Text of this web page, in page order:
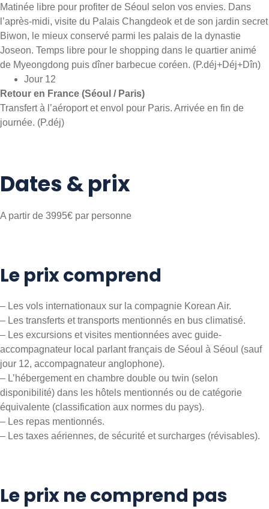
Matinée libre pour profiter de Séoul selon vos envies. Dans
l’après-midi, visite du Palais Changdeok et de son jardin secret
Biwon, le mieux conservé parmi les palais de la dynastie
Joseon. Temps libre pour le shopping dans le quartier animé
de Myeongdong puis dîner barbecue coréen. (P.déj+Déj+Dîn)
Jour 12
Retour en France (Séoul / Paris)
Transfert à l’aéroport et envol pour Paris. Arrivée en fin de
journée. (P.déj)
Dates & prix
A partir de 3995€ par personne
Le prix comprend
– Les vols internationaux sur la compagnie Korean Air.
– Les transferts et transports mentionnés en bus climatisé.
– Les excursions et visites mentionnées avec guide-
accompagnateur local parlant français de Séoul à Séoul (sauf
jour 12, accompagnateur anglophone).
– L’hébergement en chambre double ou twin (selon
disponibilité) dans les hôtels mentionnés ou de catégorie
équivalente (classification aux normes du pays).
– Les repas mentionnés.
– Les taxes aériennes, de sécurité et surcharges (révisables).
Le prix ne comprend pas